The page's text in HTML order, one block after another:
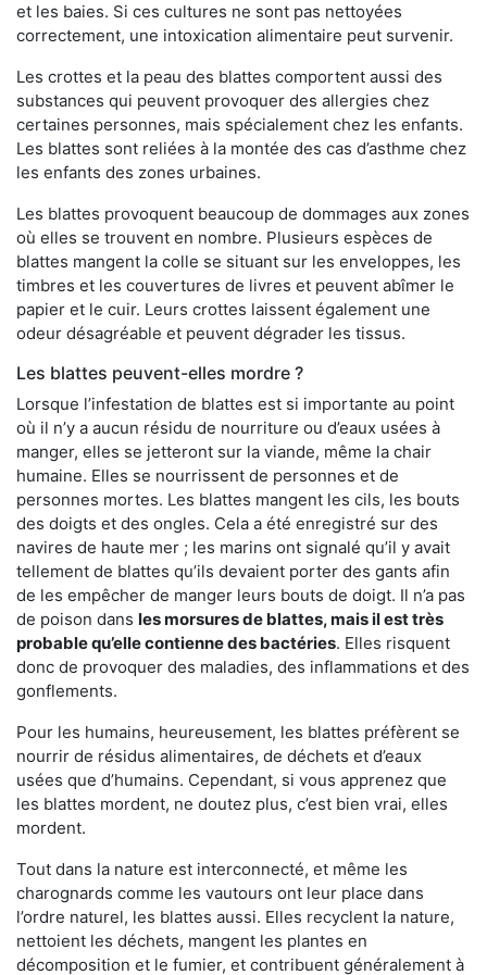
et les baies. Si ces cultures ne sont pas nettoyées
correctement, une intoxication alimentaire peut survenir.
Les crottes et la peau des blattes comportent aussi des
substances qui peuvent provoquer des allergies chez
certaines personnes, mais spécialement chez les enfants.
Les blattes sont reliées à la montée des cas d’asthme chez
les enfants des zones urbaines.
Les blattes provoquent beaucoup de dommages aux zones
où elles se trouvent en nombre. Plusieurs espèces de
blattes mangent la colle se situant sur les enveloppes, les
timbres et les couvertures de livres et peuvent abîmer le
papier et le cuir. Leurs crottes laissent également une
odeur désagréable et peuvent dégrader les tissus.
Les blattes peuvent-elles mordre ?
Lorsque l’infestation de blattes est si importante au point
où il n’y a aucun résidu de nourriture ou d’eaux usées à
manger, elles se jetteront sur la viande, même la chair
humaine. Elles se nourrissent de personnes et de
personnes mortes. Les blattes mangent les cils, les bouts
des doigts et des ongles. Cela a été enregistré sur des
navires de haute mer ; les marins ont signalé qu’il y avait
tellement de blattes qu’ils devaient porter des gants afin
de les empêcher de manger leurs bouts de doigt. Il n’a pas
de poison dans les morsures de blattes, mais il est très
probable qu’elle contienne des bactéries. Elles risquent
donc de provoquer des maladies, des inflammations et des
gonflements.
Pour les humains, heureusement, les blattes préfèrent se
nourrir de résidus alimentaires, de déchets et d’eaux
usées que d’humains. Cependant, si vous apprenez que
les blattes mordent, ne doutez plus, c’est bien vrai, elles
mordent.
Tout dans la nature est interconnecté, et même les
charognards comme les vautours ont leur place dans
l’ordre naturel, les blattes aussi. Elles recyclent la nature,
nettoient les déchets, mangent les plantes en
décomposition et le fumier, et contribuent généralement à